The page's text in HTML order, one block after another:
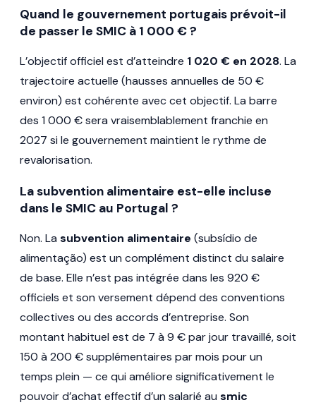
Quand le gouvernement portugais prévoit-il
de passer le SMIC à 1 000 € ?
L’objectif officiel est d’atteindre 1 020 € en 2028. La
trajectoire actuelle (hausses annuelles de 50 €
environ) est cohérente avec cet objectif. La barre
des 1 000 € sera vraisemblablement franchie en
2027 si le gouvernement maintient le rythme de
revalorisation.
La subvention alimentaire est-elle incluse
dans le SMIC au Portugal ?
Non. La subvention alimentaire (subsídio de
alimentação) est un complément distinct du salaire
de base. Elle n’est pas intégrée dans les 920 €
officiels et son versement dépend des conventions
collectives ou des accords d’entreprise. Son
montant habituel est de 7 à 9 € par jour travaillé, soit
150 à 200 € supplémentaires par mois pour un
temps plein — ce qui améliore significativement le
pouvoir d’achat effectif d’un salarié au smic